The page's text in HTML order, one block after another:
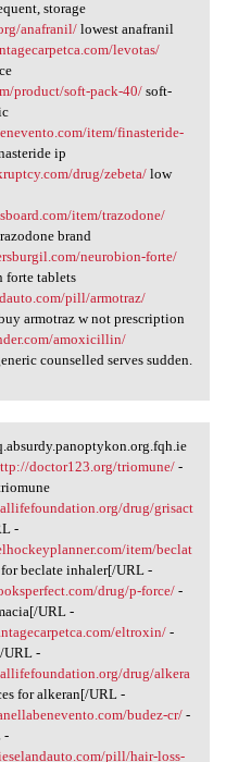
storage
anafranil/lowest anafranil
levotas/
product/soft-pack-40/soft-
item/finasteride-
ip
drug/zebeta/low
item/trazodone/
brand
neurobion-forte/
forte tablets
pill/armotraz/
armotraz w not prescription
amoxicillin/
counselled serves sudden.
doctor123.org/triomune/-
drug/grisact
-
item/beclat
beclate inhaler[/URL -
drug/p-force/-
URL -
eltroxin/-
URL -
drug/alkera
for alkeran[/URL -
budez-cr/-
-
pill/hair-loss-